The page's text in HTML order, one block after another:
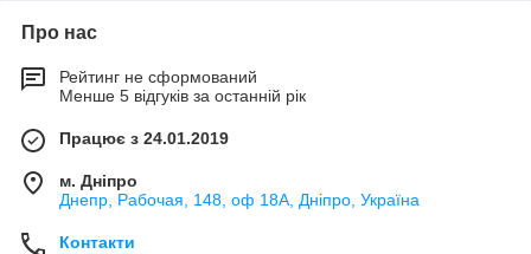
Про нас
Рейтинг не сформований
Менше 5 відгуків за останній рік
Працює з 24.01.2019
м. Дніпро
Днепр, Рабочая, 148, оф 18А, Дніпро, Україна
Контакти